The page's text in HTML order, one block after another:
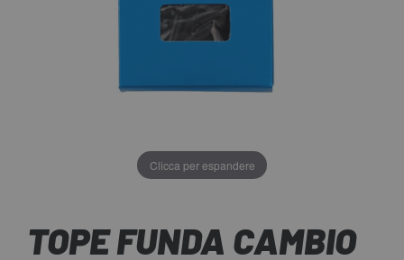
Clicca per espandere
TOPE FUNDA CAMBIO